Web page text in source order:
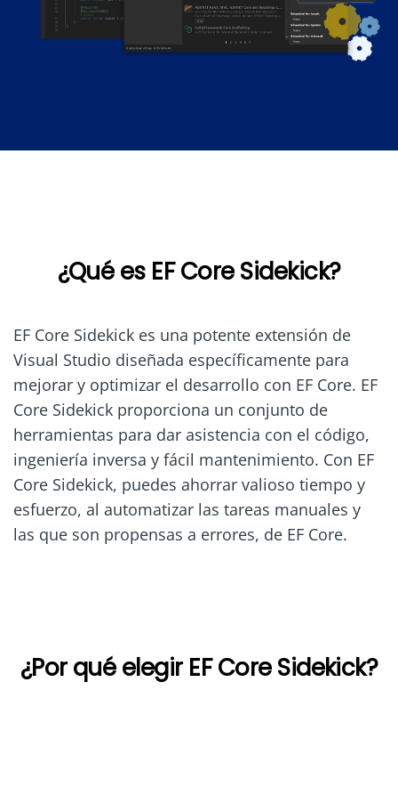
¿Qué es EF Core Sidekick?
EF Core Sidekick es una potente extensión de
Visual Studio diseñada específicamente para
mejorar y optimizar el desarrollo con EF Core. EF
Core Sidekick proporciona un conjunto de
herramientas para dar asistencia con el código,
ingeniería inversa y fácil mantenimiento. Con EF
Core Sidekick, puedes ahorrar valioso tiempo y
esfuerzo, al automatizar las tareas manuales y
las que son propensas a errores, de EF Core.
¿Por qué elegir EF Core Sidekick?